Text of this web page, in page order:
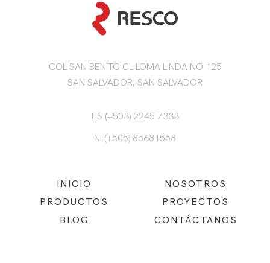
COL SAN BENITO CL LOMA LINDA NO 125
SAN SALVADOR, SAN SALVADOR
ES (+503) 2245 7333
NI (+505) 85681558
INICIO
NOSOTROS
PRODUCTOS
PROYECTOS
BLOG
CONTÁCTANOS